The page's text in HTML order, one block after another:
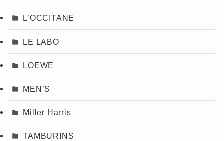
L’OCCITANE
LE LABO
LOEWE
MEN’S
Miller Harris
TAMBURINS